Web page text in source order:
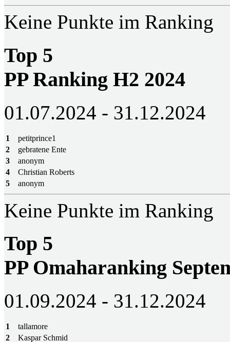
Keine Punkte im Ranking
Top 5
PP Ranking H2 2024
01.07.2024 - 31.12.2024
1
petitprince1
2
gebratene Ente
3
anonym
4
Christian Roberts
5
anonym
Keine Punkte im Ranking
Top 5
PP Omaharanking
01.09.2024 - 31.12.2024
1
tallamore
2
Kaspar Schmid